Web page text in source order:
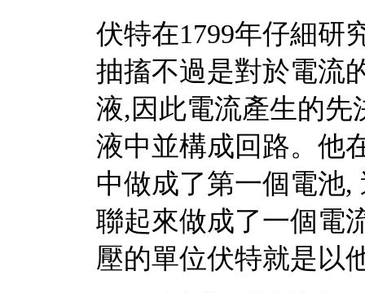
伏特在1799年仔細研
抽搐不過是對於電流
液,因此電流產生的先
液中並構成回路。他
中做成了第一個電池
聯起來做成了一個電
壓的單位伏特就是以